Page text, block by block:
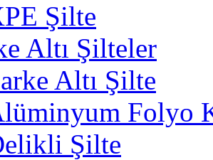
Şilte
Altı Şilteler
Altı Şilte
Folyo
Şilte